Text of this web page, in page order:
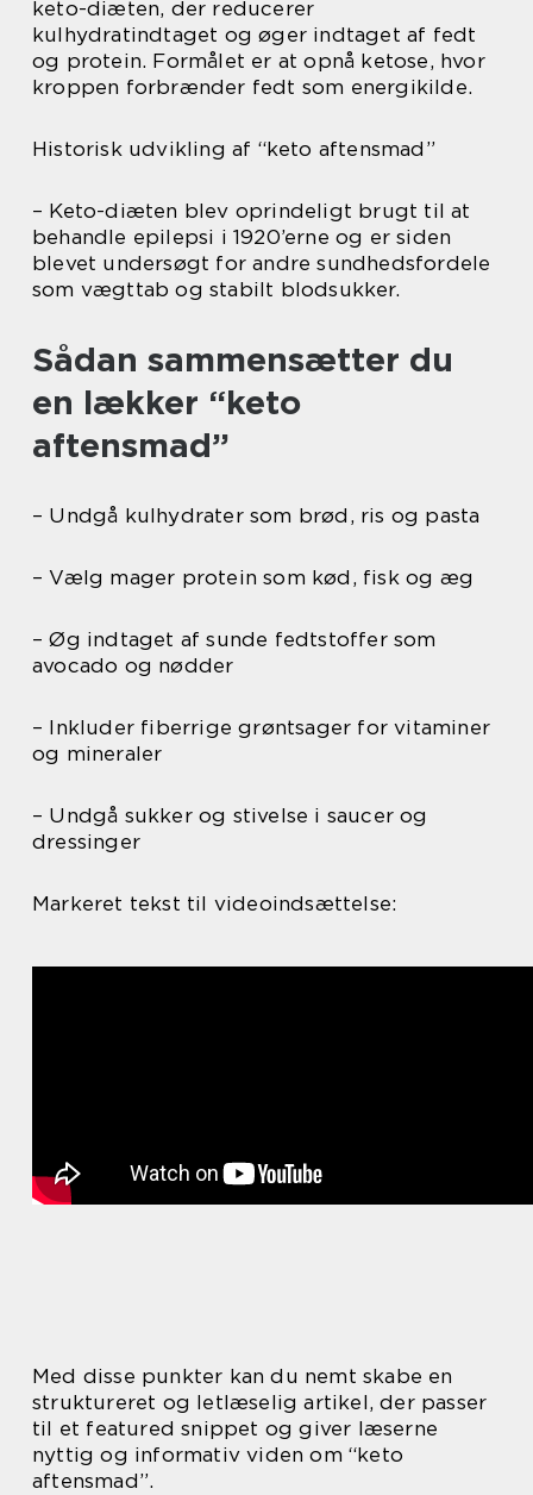
keto-diæten, der reducerer
kulhydratindtaget og øger indtaget af fedt
og protein. Formålet er at opnå ketose, hvor
kroppen forbrænder fedt som energikilde.
Historisk udvikling af “keto aftensmad”
– Keto-diæten blev oprindeligt brugt til at
behandle epilepsi i 1920’erne og er siden
blevet undersøgt for andre sundhedsfordele
som vægttab og stabilt blodsukker.
Sådan sammensætter du
en lækker “keto
aftensmad”
– Undgå kulhydrater som brød, ris og pasta
– Vælg mager protein som kød, fisk og æg
– Øg indtaget af sunde fedtstoffer som
avocado og nødder
– Inkluder fiberrige grøntsager for vitaminer
og mineraler
– Undgå sukker og stivelse i saucer og
dressinger
Markeret tekst til videoindsættelse:
Med disse punkter kan du nemt skabe en
struktureret og letlæselig artikel, der passer
til et featured snippet og giver læserne
nyttig og informativ viden om “keto
aftensmad”.